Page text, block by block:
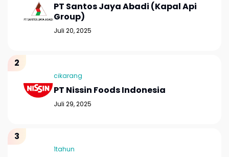
PT Santos Jaya Abadi (Kapal Api
Group)
Juli 20, 2025
cikarang
PT Nissin Foods Indonesia
Juli 29, 2025
1tahun